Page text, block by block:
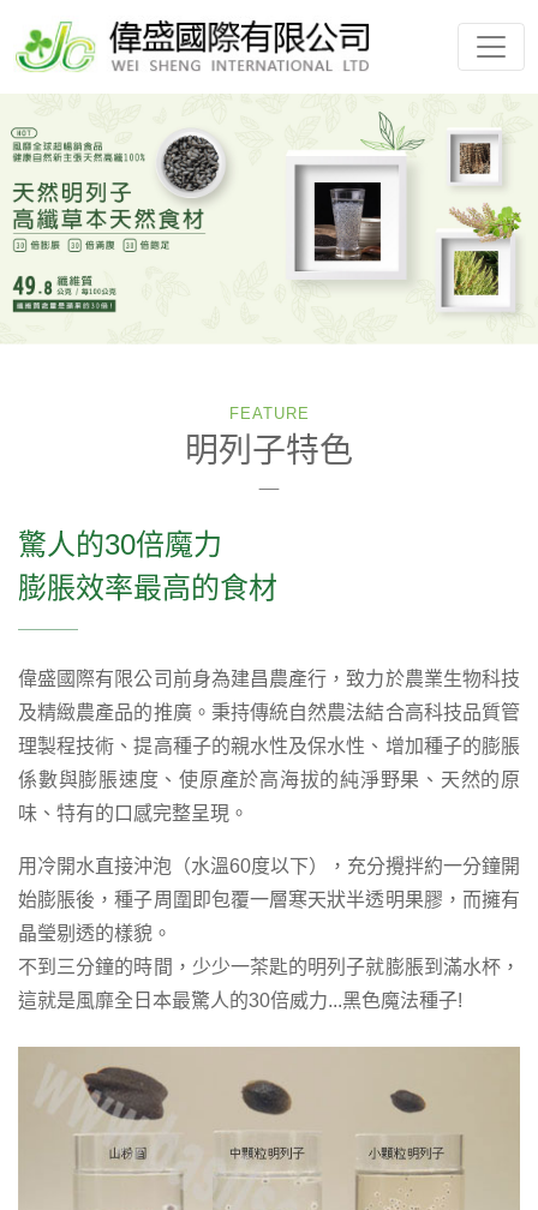
FEATURE
明列子特色
驚人的30倍魔力
膨脹效率最高的食材
偉盛國際有限公司前身為建昌農產行，致力於農業生物科技
及精緻農產品的推廣。秉持傳統自然農法結合高科技品質管
理製程技術、提高種子的親水性及保水性、增加種子的膨脹
係數與膨脹速度、使原產於高海拔的純淨野果、天然的原
味、特有的口感完整呈現。
用冷開水直接沖泡（水溫60度以下），充分攪拌約一分鐘開
始膨脹後，種子周圍即包覆一層寒天狀半透明果膠，而擁有
晶瑩剔透的樣貌。
不到三分鐘的時間，少少一茶匙的明列子就膨脹到滿水杯，
這就是風靡全日本最驚人的30倍威力...黑色魔法種子!